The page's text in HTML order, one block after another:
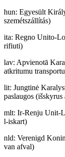
hun: Egyesült
szemétszállítás)
ita: Regno Unito-
rifiuti)
lav: Apvienotā
atkritumu
lit: Jungtinė
paslaugos
mlt: Ir-Renju Unit-
l-iskart)
nld: Verenigd
van afval)